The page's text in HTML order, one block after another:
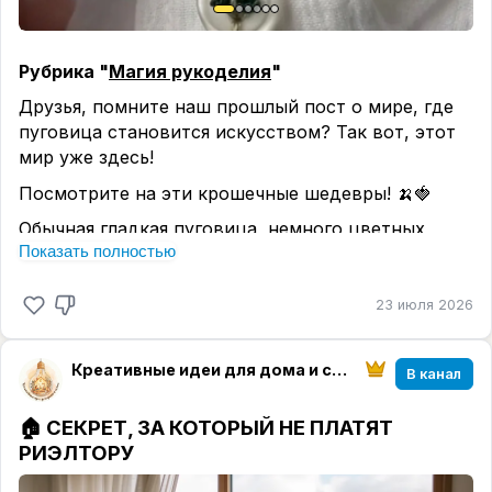
Рубрика "Магия рукоделия"
Друзья, помните наш прошлый пост о мире, где
пуговица становится искусством? Так вот, этот
мир уже здесь!
Посмотрите на эти крошечные шедевры! 🍌🍓
Обычная гладкая пуговица, немного цветных
ниток, тонкая игла и капелька терпения... и вуаля!
клубника и игривые вишенки.
Эта техника называется вышивка по пуговицам
(button embroidery). И знаете, в чем ее главная
прелесть?
Это идеальная миниатюра, где не нужно шить
огромное полотно
создать такую красоту всего за 15-20 минут,
Показать полностью
23 июля 2026
Креативные идеи для дома и семьи В канал
🏠 СЕКРЕТ, ЗА КОТОРЫЙ НЕ ПЛАТЯТ
РИЭЛТОРУ